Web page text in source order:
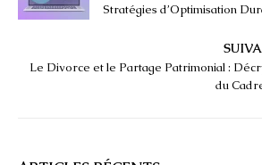
Stratégies d’Optimisation
Le Divorce et le Partage Patrimonial :
du